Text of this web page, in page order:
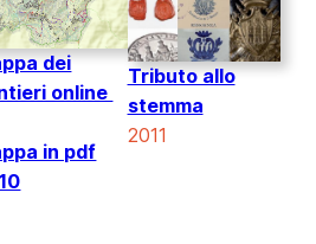
dei
online
in pdf
Tributo allo
stemma
2011